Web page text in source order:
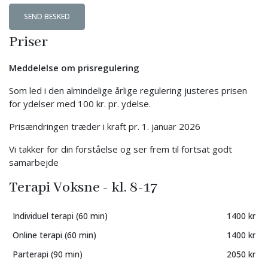
Priser
Meddelelse om prisregulering
Som led i den almindelige årlige regulering justeres prisen
for ydelser med 100 kr. pr. ydelse.
Prisændringen træder i kraft pr. 1. januar 2026
Vi takker for din forståelse og ser frem til fortsat godt
samarbejde
Terapi Voksne - kl. 8-17
Individuel terapi (60 min)
1400 kr
Online terapi (60 min)
1400 kr
Parterapi (90 min)
2050 kr